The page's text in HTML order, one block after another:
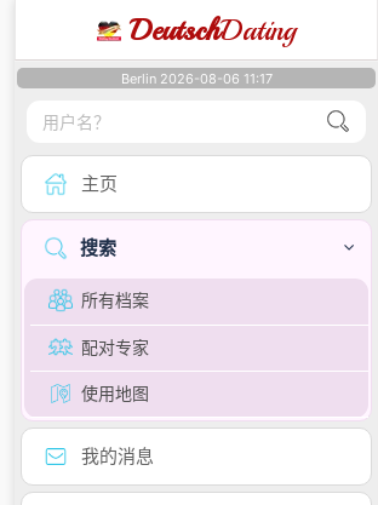
DeutschDating
Berlin 2026-08-06 11:17
主页
搜索
所有档案
配对专家
使用地图
我的消息